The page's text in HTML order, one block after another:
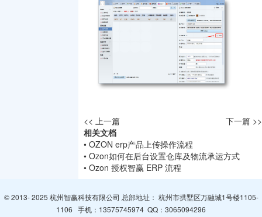
<< 上一篇
下一篇 >>
相关文档
• OZON erp产品上传操作流程
• Ozon如何在后台设置仓库及物流承运方式
• Ozon 授权智赢 ERP 流程
© 2013- 2025 杭州智赢科技有限公司 总部地址： 杭州市拱墅区万融城1号楼1105-
1106 手机： 13575745974 QQ： 3065094296